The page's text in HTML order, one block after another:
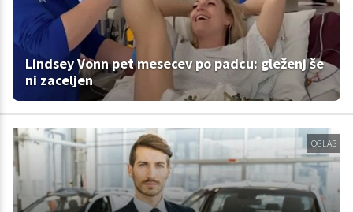
Lindsey Vonn pet mesecev po padcu: gleženj še
ni zaceljen
OGLAS